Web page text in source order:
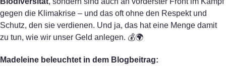
gegen die Klimakrise – und das oft ohne den Respekt und
Schutz, den sie verdienen. Und ja, das hat eine Menge damit
zu tun, wie wir unser Geld anlegen. 💰🌍
Madeleine beleuchtet in dem Blogbeitrag: